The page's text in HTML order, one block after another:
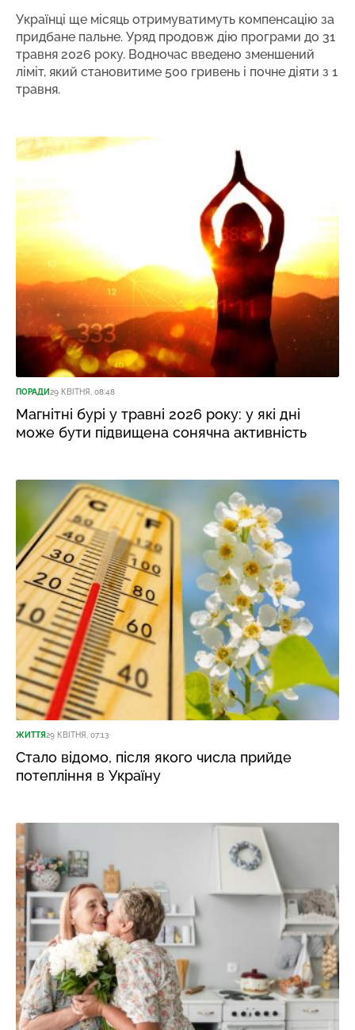
Українці ще місяць отримуватимуть компенсацію за
придбане пальне. Уряд продовж дію програми до 31
травня 2026 року. Водночас введено зменшений
ліміт, який становитиме 500 гривень і почне діяти з 1
травня.
ПОРАДИ29 КВІТНЯ, 08:48
Магнітні бурі у травні 2026 року: у які дні
може бути підвищена сонячна активність
ЖИТТЯ29 КВІТНЯ, 07:13
Стало відомо, після якого числа прийде
потепління в Україну